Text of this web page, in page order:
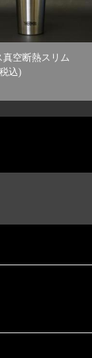
真空断熱スリム
込)